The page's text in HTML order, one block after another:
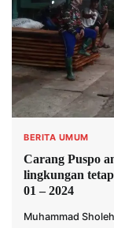
BERITA UMUM
Carang Puspo
lingkungan
01 – 2024
Muhammad Sholeh